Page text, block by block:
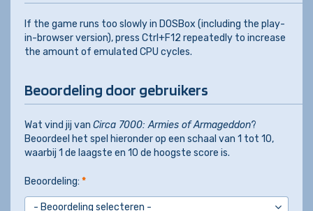
If the game runs too slowly in DOSBox (including the play-
in-browser version), press Ctrl+F12 repeatedly to increase
the amount of emulated CPU cycles.
Beoordeling door gebruikers
Wat vind jij van Circa 7000: Armies of Armageddon?
Beoordeel het spel hieronder op een schaal van 1 tot 10,
waarbij 1 de laagste en 10 de hoogste score is.
Beoordeling: *